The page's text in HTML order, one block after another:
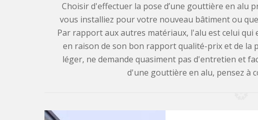
Choisir d'effectuer la pose d’une gouttière en alu
vous installiez pour votre nouveau bâtiment ou
Par rapport aux autres matériaux, l'alu est celui
en raison de son bon rapport qualité-prix et de la
léger, ne demande quasiment pas d'entretien et
d'une gouttière en alu, pensez à